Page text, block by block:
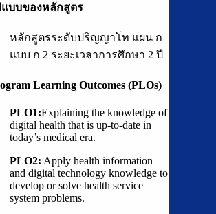
บบของหลักสูตร
หลักสูตรระดับปริญญาโท แผน ก
แบบ ก 2 ระยะเวลาการศึกษา 2 ปี
Learning Outcomes (PLOs)
PLO1:Explaining the knowledge of
digital health that is up-to-date in
today’s medical era.
PLO2: Apply health information
and digital technology knowledge to
develop or solve health service
system problems.